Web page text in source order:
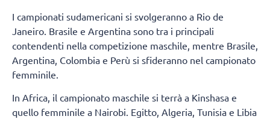
I campionati sudamericani si svolgeranno a Rio de
Janeiro. Brasile e Argentina sono tra i principali
contendenti nella competizione maschile, mentre Brasile,
Argentina, Colombia e Perù si sfideranno nel campionato
femminile.
In Africa, il campionato maschile si terrà a Kinshasa e
quello femminile a Nairobi. Egitto, Algeria, Tunisia e Libia